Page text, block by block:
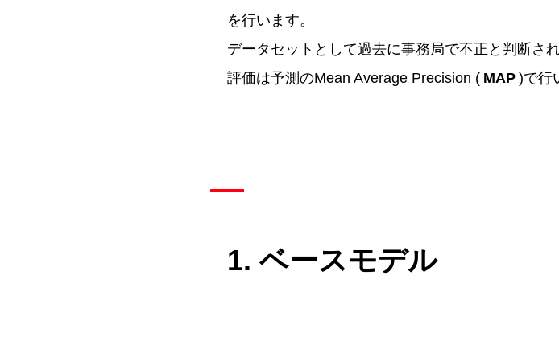
を行います。
データセットとして過去に事務局で不正と判断さ
評価は予測のMean Average Precision ( MAP )で行
1. ベースモデル